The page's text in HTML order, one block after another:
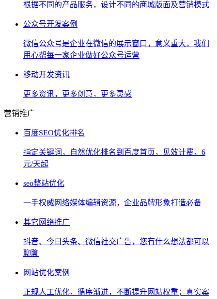
根据不同的产品服务，设计不同的商城版面及营销模式
公众号开发案例
微信公众号是企业在微信的展示窗口，意义重大，我们
用心帮每一家企业做好公众号运营
移动开发资讯
更多资讯，更多创意，更多灵感
营销推广
百度SEO优化排名
指定关键词，自然优化排名到百度首页，见效计费，6
元/天起
seo整站优化
一手权威网络媒体编辑资源，企业品牌形象打造必备
其它网络推广
抖音、今日头条、微信社交广告，您有什么想法都可以
聊聊
网站优化案例
正规人工优化，循序渐进，不断提升网站权重；真实案